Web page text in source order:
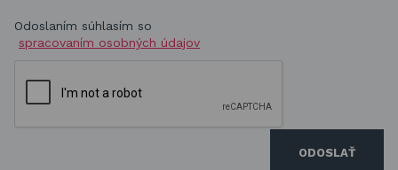
Odoslaním súhlasím so
spracovaním osobných údajov
ODOSLAŤ